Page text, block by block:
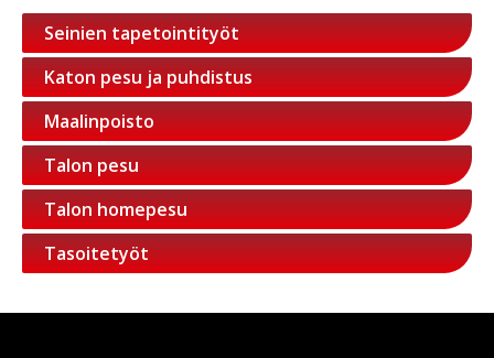
Seinien tapetointityöt
Katon pesu ja puhdistus
Maalinpoisto
Talon pesu
Talon homepesu
Tasoitetyöt